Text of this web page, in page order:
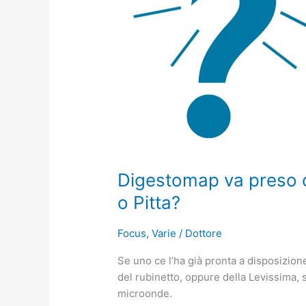
Digestomap va preso
o Pitta?
Focus,Varie / Dottore
Se uno ce l’ha già pronta a
del rubinetto, oppure della Levissima,
microonde.
acqua